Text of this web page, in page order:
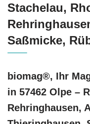
Stachelau,
Saßmicke,
biomag®, Ihr
in 57462 Olpe –
Rehringhausen,